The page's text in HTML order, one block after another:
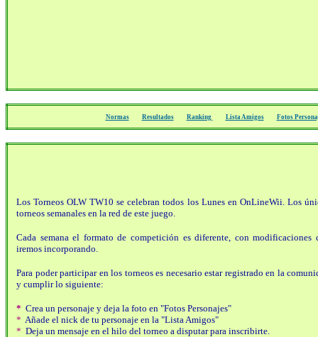
Normas Resultados Ranking Lista Amigos Fotos
Los Torneos OLW TW10 se celebran todos los Lunes en OnLineWii. Los
torneos semanales en la red de este juego.
Cada semana el formato de competición es diferente, con modificaciones
iremos incorporando.
Para poder participar en los torneos es necesario estar registrado en la
y cumplir lo siguiente:
* Crea un personaje y deja la foto en "Fotos Personajes"
* Añade el nick de tu personaje en la "Lista Amigos"
* Deja un mensaje en el hilo del torneo a disputar para inscribirte.